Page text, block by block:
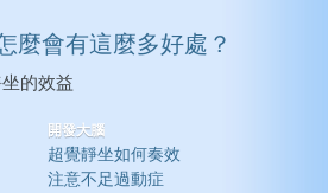
麼會有這麼多好處？
的效益
開發大腦
超覺靜坐如何奏效
注意不足過動症